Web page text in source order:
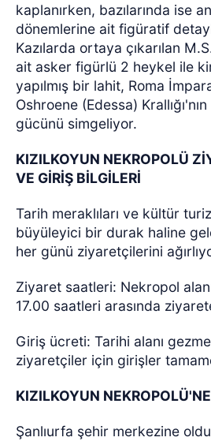
kaplanırken, bazılarında ise
dönemlerine ait figüratif
Kazılarda ortaya çıkarılan
ait asker figürlü 2 heykel ile
yapılmış bir lahit, Roma
Oshroene (Edessa)
gücünü simgeliyor.
KIZILKOYUN NEKROPOLÜ
VE GİRİŞ BİLGİLERİ
Tarih meraklıları ve kültür
büyüleyici bir durak haline
her günü ziyaretçilerini
Ziyaret saatleri: Nekropol
17.00 saatleri arasında
Giriş ücreti: Tarihi alanı
ziyaretçiler için girişler
KIZILKOYUN
Şanlıurfa şehir merkezine